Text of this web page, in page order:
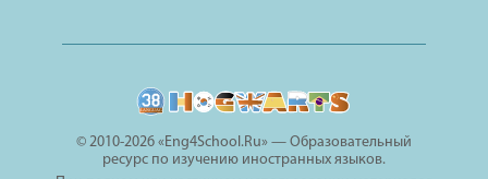
© 2010-2026 «Eng4School.Ru» — Образовательный
ресурс по изучению иностранных языков.